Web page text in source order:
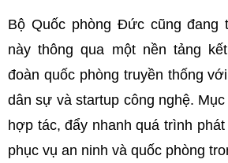
Bộ Quốc phòng Đức cũng đang
này thông qua một nền tảng
đoàn quốc phòng truyền thống
dân sự và startup công nghệ.
hợp tác, đẩy nhanh quá trình
phục vụ an ninh và quốc phòng